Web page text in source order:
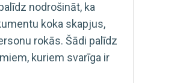
nodrošināt, ka
koka skapjus,
rokās. Šādi palīdz
kuriem svarīga ir